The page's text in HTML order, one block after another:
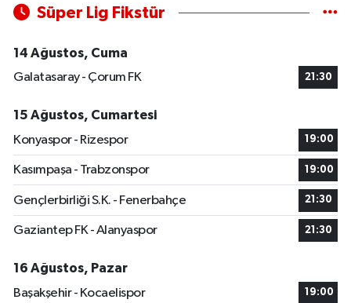
Süper Lig Fikstür
14 Ağustos, Cuma
Galatasaray - Çorum FK
21:30
15 Ağustos, Cumartesi
Konyaspor - Rizespor
19:00
Kasımpaşa - Trabzonspor 19:00
Gençlerbirliği S.K. - Fenerbahçe 21:30
Gaziantep FK - Alanyaspor 21:30
16 Ağustos, Pazar
Başakşehir - Kocaelispor
19:00